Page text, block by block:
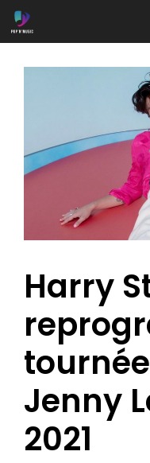
Aller
au
Harry
Jenny
2021